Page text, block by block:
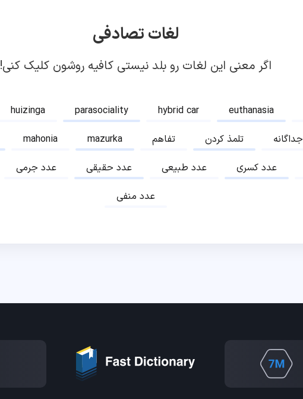
لغات تصادفی
اگر معنی این لغات رو بلد نیستی کافیه روشون کلیک کنی!
huizinga parasociality hybrid car euthanasia
mahonia mazurka تفاهم تلمذ کردن جداگانه
عدد جرمی عدد حقیقی عدد طبیعی عدد کسری
عدد منفی